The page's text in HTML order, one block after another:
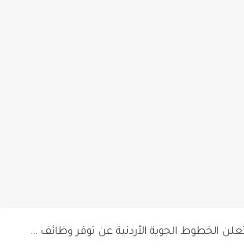
تعلن الخطوط الجوية الأردنية عن توفر وظائف شاغرة لمضيفي طيران